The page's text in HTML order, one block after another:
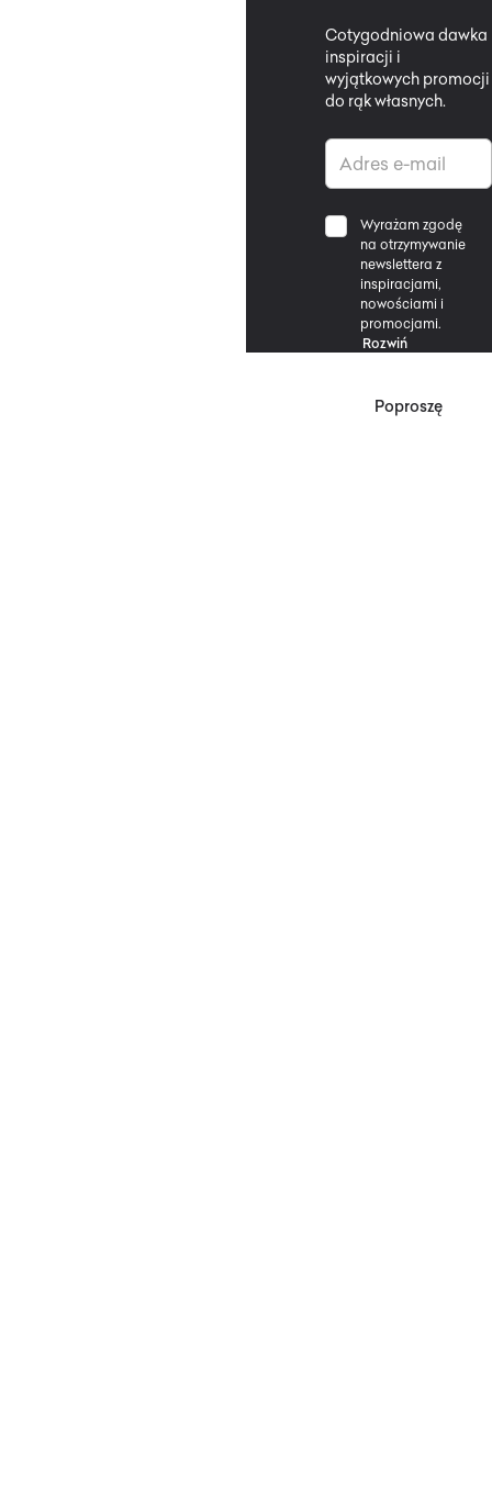
Cotygodniowa dawka
inspiracji i
wyjątkowych promocji
do rąk własnych.
Wyrażam zgodę
na otrzymywanie
newslettera z
inspiracjami,
nowościami i
promocjami.
Rozwiń
Poproszę